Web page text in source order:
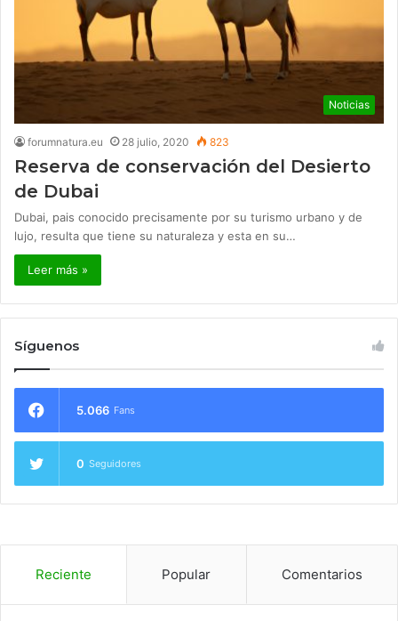
Noticias
forumnatura.eu 28 julio, 2020 823
Reserva de conservación del Desierto
de Dubai
Dubai, pais conocido precisamente por su turismo urbano y de
lujo, resulta que tiene su naturaleza y esta en su…
Leer más »
Síguenos
5.066 Fans
0 Seguidores
Reciente Popular Comentarios